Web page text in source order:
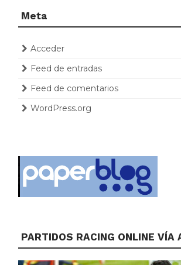
Meta
Acceder
Feed de entradas
Feed de comentarios
WordPress.org
PARTIDOS RACING ONLINE VÍA